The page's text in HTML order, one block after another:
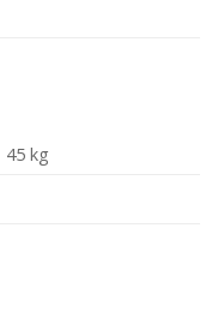
45 kg